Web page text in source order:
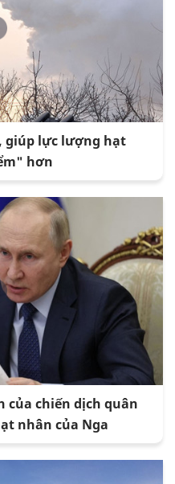
giúp lực lượng hạt
hơn
của chiến dịch quân
nhân của Nga